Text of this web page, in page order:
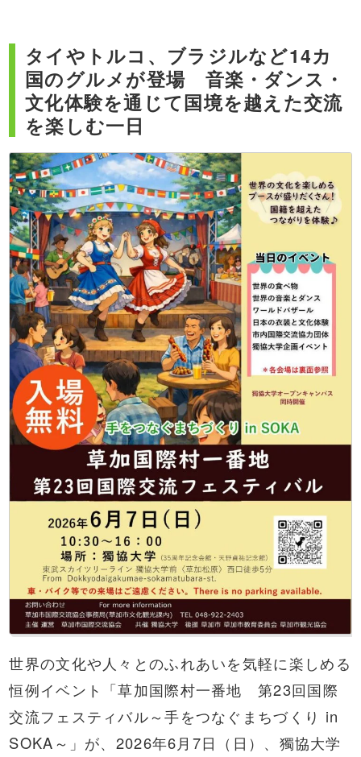
タイやトルコ、ブラジルなど14カ
国のグルメが登場 音楽・ダンス・
文化体験を通じて国境を越えた交流
を楽しむ一日
世界の文化や人々とのふれあいを気軽に楽しめる
恒例イベント「草加国際村一番地 第23回国際
交流フェスティバル～手をつなぐまちづくり in
SOKA～」が、2026年6月7日（日）、獨協大学